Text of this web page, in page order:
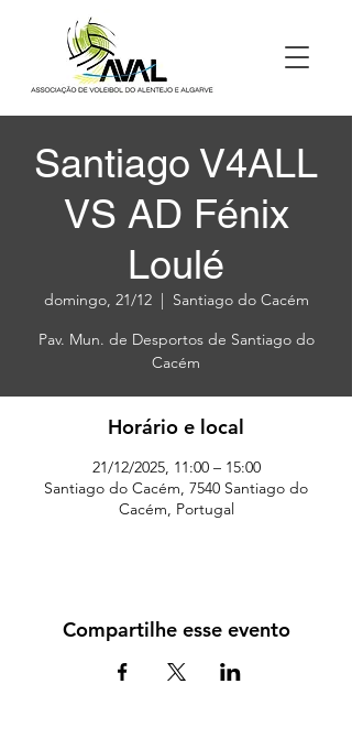
Santiago V4ALL
VS AD Fénix
Loulé
domingo, 21/12
  |
Santiago do Cacém
Pav. Mun. de Desportos de Santiago do
Horário e local
21/12/2025, 11:00 – 15:00
Santiago do Cacém, 7540 Santiago do
Cacém, Portugal
Compartilhe esse evento